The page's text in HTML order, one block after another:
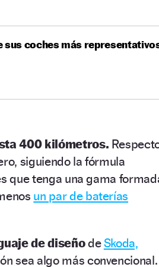
sus coches más
400 kilómetros.
siguiendo la fórmula
que tenga una gama
un par de baterías
de diseñodeSkoda,
sea algo más convencional.